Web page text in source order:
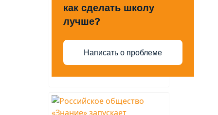
как сделать школу
лучше?
Написать о проблеме